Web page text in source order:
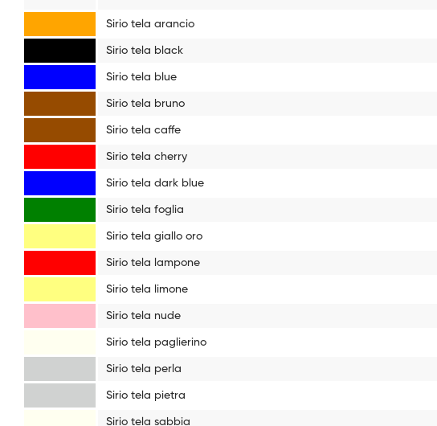
Sirio tela arancio
Sirio tela black
Sirio tela blue
Sirio tela bruno
Sirio tela caffe
Sirio tela cherry
Sirio tela dark blue
Sirio tela foglia
Sirio tela giallo oro
Sirio tela lampone
Sirio tela limone
Sirio tela nude
Sirio tela paglierino
Sirio tela perla
Sirio tela pietra
Sirio tela sabbia